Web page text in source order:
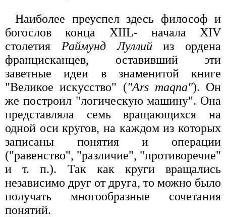
Наиболее преуспел здесь философ и
богослов конца XIIL- начала XIV
столетия Раймунд Луллийиз ордена
францисканцев, оставивший эти
заветные идеи в знаменитой книге
"Великое искусство" ("Ars maqna"). Он
же построил "логическую машину". Она
представляла семь вращающихся на
одной оси кругов, на каждом из которых
записаны понятия и операции
("равенство", "различие", "противоречие"
и т. п.). Так как круги вращались
независимо друг от друга, то можно было
получать многообразные сочетания
понятий.